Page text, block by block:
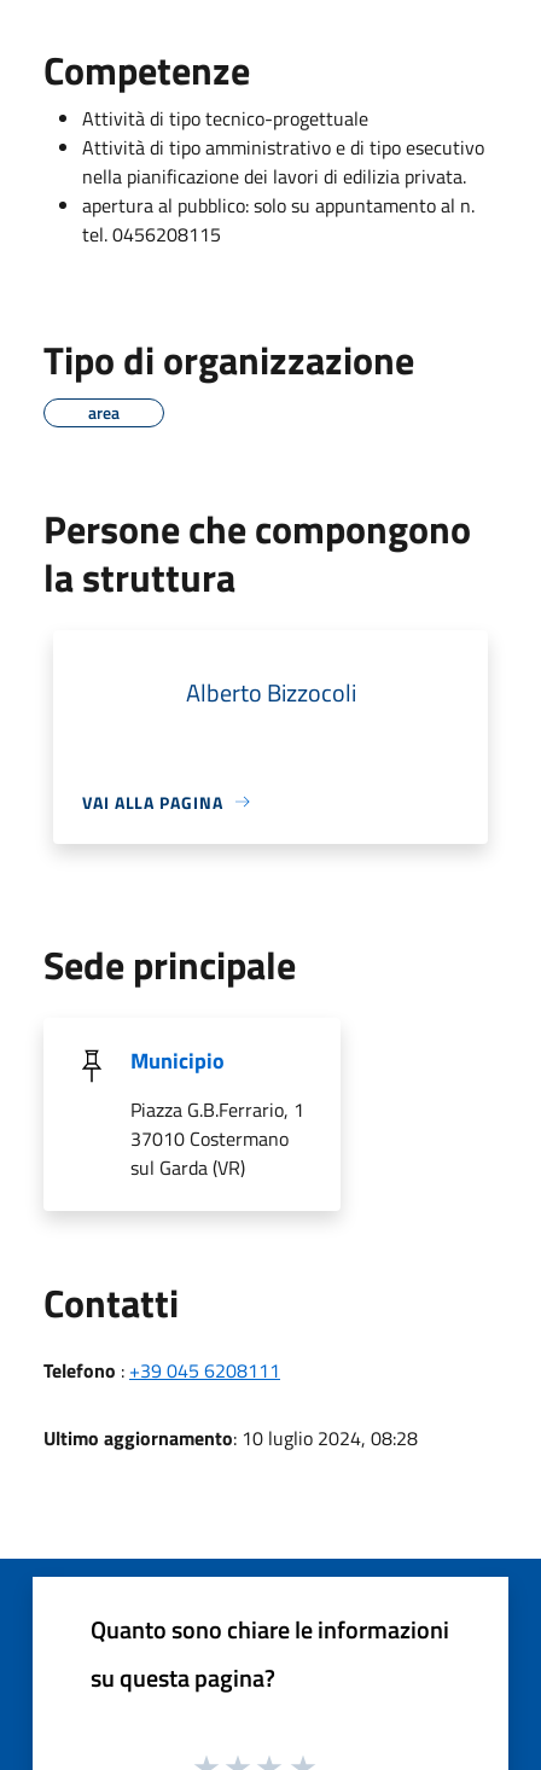
Competenze
Attività di tipo tecnico-progettuale
Attività di tipo amministrativo e di tipo esecutivo
nella pianificazione dei lavori di edilizia privata.
apertura al pubblico: solo su appuntamento al n.
tel. 0456208115
Tipo di organizzazione
area
Persone che compongono
la struttura
Alberto Bizzocoli
VAI ALLA PAGINA
Sede principale
Municipio
Piazza G.B.Ferrario, 1
37010 Costermano
sul Garda (VR)
Contatti
Telefono : +39 045 6208111
Ultimo aggiornamento: 10 luglio 2024, 08:28
Quanto sono chiare le informazioni
su questa pagina?